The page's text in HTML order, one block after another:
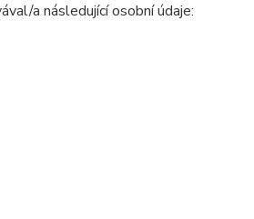
a následující osobní údaje: